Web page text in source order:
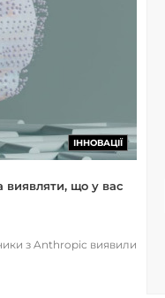
ІННОВАЦІЇ
виявляти, що у вас
з Anthropic виявили